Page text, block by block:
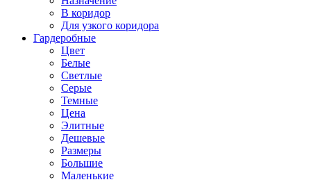
В коридор
Для узкого коридора
Гардеробные
Цвет
Белые
Светлые
Серые
Темные
Цена
Элитные
Дешевые
Размеры
Большие
Маленькие